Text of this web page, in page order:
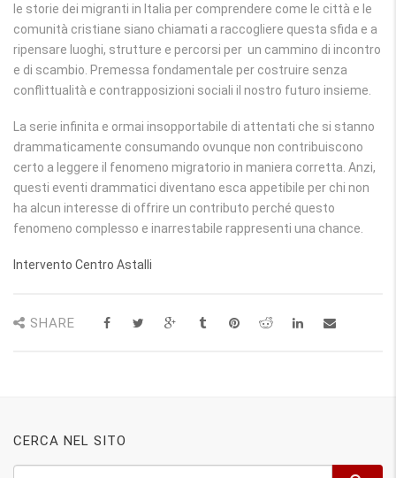
le storie dei migranti in Italia per comprendere come le città e le
comunità cristiane siano chiamati a raccogliere questa sfida e a
ripensare luoghi, strutture e percorsi per un cammino di incontro
e di scambio. Premessa fondamentale per costruire senza
conflittualità e contrapposizioni sociali il nostro futuro insieme.
La serie infinita e ormai insopportabile di attentati che si stanno
drammaticamente consumando ovunque non contribuiscono
certo a leggere il fenomeno migratorio in maniera corretta. Anzi,
questi eventi drammatici diventano esca appetibile per chi non
ha alcun interesse di offrire un contributo perché questo
fenomeno complesso e inarrestabile rappresenti una chance.
Intervento Centro Astalli
SHARE
CERCA NEL SITO